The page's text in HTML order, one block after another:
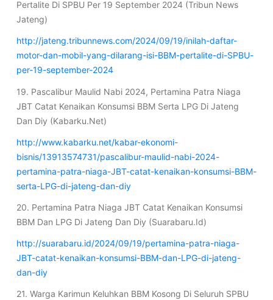
Pertalite Di SPBU Per 19 September 2024 (Tribun News
Jateng)
http://jateng.tribunnews.com/2024/09/19/inilah-daftar-
motor-dan-mobil-yang-dilarang-isi-BBM-pertalite-di-SPBU-
per-19-september-2024
19. Pascalibur Maulid Nabi 2024, Pertamina Patra Niaga
JBT Catat Kenaikan Konsumsi BBM Serta LPG Di Jateng
Dan Diy (Kabarku.Net)
http://www.kabarku.net/kabar-ekonomi-
bisnis/13913574731/pascalibur-maulid-nabi-2024-
pertamina-patra-niaga-JBT-catat-kenaikan-konsumsi-BBM-
serta-LPG-di-jateng-dan-diy
20. Pertamina Patra Niaga JBT Catat Kenaikan Konsumsi
BBM Dan LPG Di Jateng Dan Diy (Suarabaru.Id)
http://suarabaru.id/2024/09/19/pertamina-patra-niaga-
JBT-catat-kenaikan-konsumsi-BBM-dan-LPG-di-jateng-
dan-diy
21. Warga Karimun Keluhkan BBM Kosong Di Seluruh SPBU